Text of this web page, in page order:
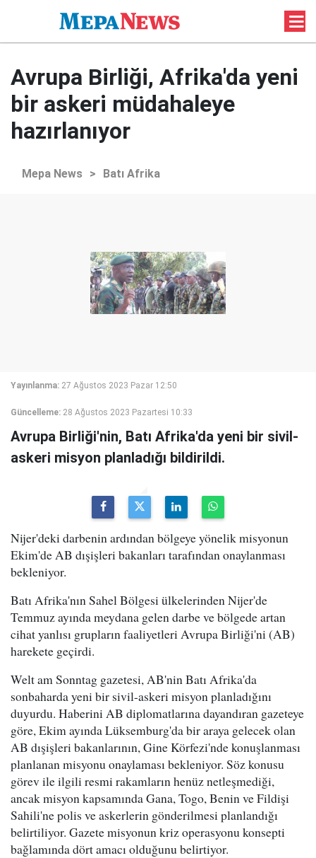
Avrupa Birliği, Afrika'da yeni
bir askeri müdahaleye
hazırlanıyor
Mepa News > Batı Afrika
Yayınlanma: 27 Ağustos 2023 Pazar 12:50
Güncelleme: 28 Ağustos 2023 Pazartesi 10:33
Avrupa Birliği'nin, Batı Afrika'da yeni bir sivil-
askeri misyon planladığı bildirildi.
Nijer'deki darbenin ardından bölgeye yönelik misyonun
Ekim'de AB dışişleri bakanları tarafından onaylanması
bekleniyor.
Batı Afrika'nın Sahel Bölgesi ülkelerinden Nijer'de
Temmuz ayında meydana gelen darbe ve bölgede artan
cihat yanlısı grupların faaliyetleri Avrupa Birliği'ni (AB)
harekete geçirdi.
Welt am Sonntag gazetesi, AB'nin Batı Afrika'da
sonbaharda yeni bir sivil-askeri misyon planladığını
duyurdu. Haberini AB diplomatlarına dayandıran gazeteye
göre, Ekim ayında Lüksemburg'da bir araya gelecek olan
AB dışişleri bakanlarının, Gine Körfezi'nde konuşlanması
planlanan misyonu onaylaması bekleniyor. Söz konusu
görev ile ilgili resmi rakamların henüz netleşmediği,
ancak misyon kapsamında Gana, Togo, Benin ve Fildişi
Sahili'ne polis ve askerlerin gönderilmesi planlandığı
belirtiliyor. Gazete misyonun kriz operasyonu konsepti
bağlamında dört amacı olduğunu belirtiyor.